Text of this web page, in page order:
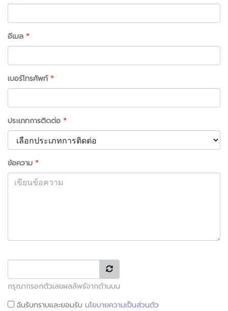
อีเมล *
เบอร์โทรศัพท์*
ประเภทการติดต่อ *
ข้อความ *
กรุณากรอกตัวเลขผลลัพธ์จากด้านบน
ฉันรับทราบและยอมรับ นโยบายความเป็นส่วนตัว